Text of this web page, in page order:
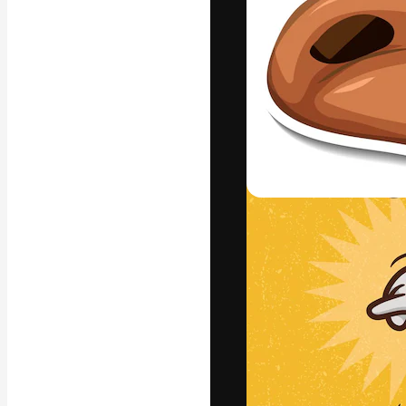
La piattaforma
migliori lavori.
creativi,
Italiano
Copyright © 2010-